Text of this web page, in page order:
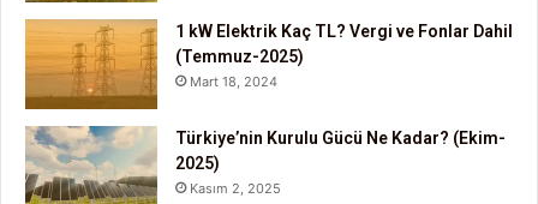
1 kW Elektrik Kaç TL? Vergi ve Fonlar Dahil
(Temmuz-2025)
Mart 18, 2024
Türkiye’nin Kurulu Gücü Ne Kadar? (Ekim-
2025)
Kasım 2, 2025